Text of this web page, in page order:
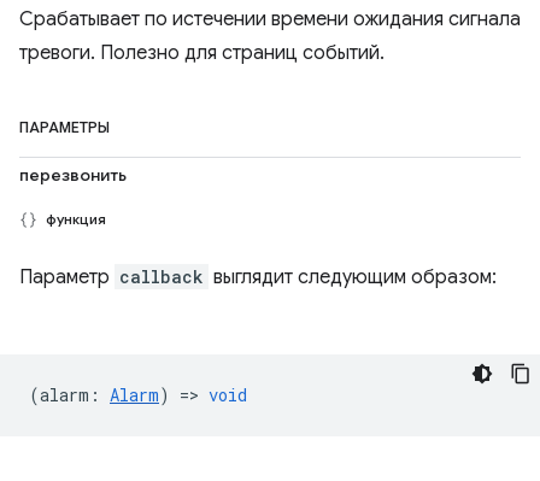
Срабатывает по истечении времени ожидания сигнала
тревоги. Полезно для страниц событий.
ПАРАМЕТРЫ
перезвонить
функция
Параметр callback выглядит следующим образом:
(alarm : Alarm) => void